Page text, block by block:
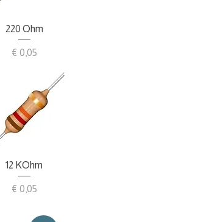
Schnellansicht
220 Ohm
Preis
€ 0,05
Schnellansicht
12 KOhm
Preis
€ 0,05